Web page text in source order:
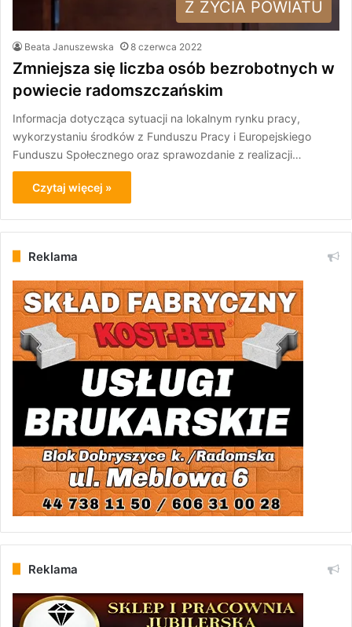
Z ŻYCIA POWIATU
Beata Januszewska 8 czerwca 2022
Zmniejsza się liczba osób bezrobotnych w
powiecie radomszczańskim
Informacja dotycząca sytuacji na lokalnym rynku pracy,
wykorzystaniu środków z Funduszu Pracy i Europejskiego
Funduszu Społecznego oraz sprawozdanie z realizacji…
Czytaj więcej »
Reklama
Reklama